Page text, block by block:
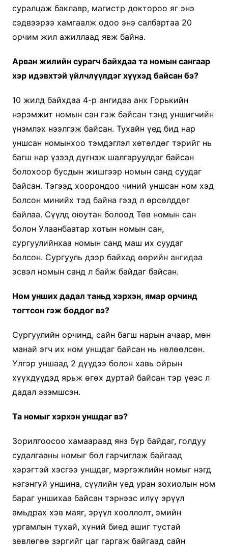
суралцаж баклавр, магистр доктороо яг энэ
сэдвээрээ хамгаалж одоо энэ салбартаа 20
орчим жил ажиллаад явж байна.
Арван жилийн сурагч байхдаа та номын сангаар
хэр идэвхтэй үйлчлүүлдэг хүүхэд байсан бэ?
10 жилд байхдаа 4-р ангидаа анх Горькийн
нэрэмжит номын сан гэж байсан тэнд уншигчийн
үнэмлэх нээлгэж байсан. Тухайн үед бид нар
уншсан номынхоо тэмдэглэл хөтөлдөг тэрийг нь
багш нар үзээд дүгнэж шалгаруулдаг байсан
болохоор бусдын жишгээр номын санд суудаг
байсан. Тэгээд хоорондоо чиний уншсан ном хэд
болсон минийх тэд байна гээд л өрсөлддөг
байлаа. Сүүлд оюутан болоод Төв номын сан
болон Улаанбаатар хотын номын сан,
сургуулийнхаа номын санд маш их суудаг
болсон. Сургууль дээр байхад өөрийн ангидаа
эсвэл номын санд л байж байдаг байсан.
Ном унших дадал таньд хэрхэн, ямар орчинд
тогтсон гэж боддог вэ?
Сургуулийн орчинд, сайн багш нарын ачаар, мөн
манай эгч их ном уншдаг байсан нь нөлөөлсөн.
Үлгэр уншаад 2 дүүдээ болон хавь ойрын
хүүхдүүдэд ярьж өгөх дуртай байсан тэр үеэс л
дадал эзэмшсэн.
Та номыг хэрхэн уншдаг вэ?
Зорилгоосоо хамаараад янз бүр байдаг, голдуу
судалгааны номыг бол гарчиглаж байгаад
хэрэгтэй хэсгээ уншдаг, мэргэжлийн номыг нэгд
нэгэнгүй уншина, сүүлийн үед уран зохиолын ном
бараг уншихаа байсан тэрнээс илүү эрүүл
амьдрах хэв маяг, эрүүл хооллолт, эмийн
ургамлын тухай, хүний биед ашиг тустай
зөвлөгөө зэргийг цаг гаргаж байгаад сайн